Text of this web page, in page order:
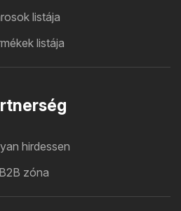
listája
listája
hirdessen
B2B zóna